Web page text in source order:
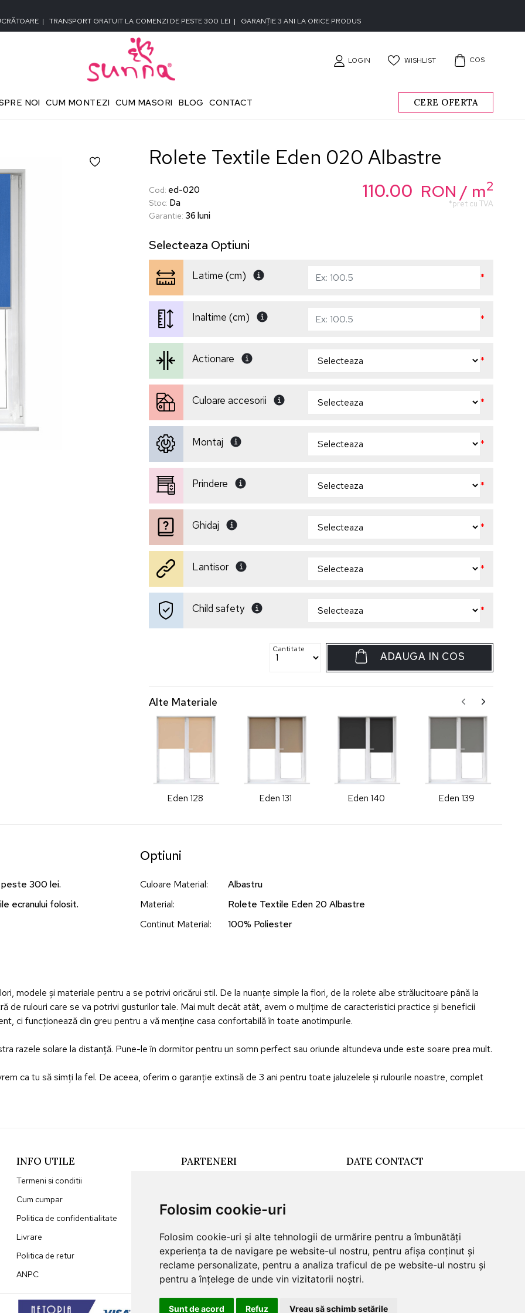
Folosim cookie-uri
Folosim cookie-uri și alte tehnologii de urmărire pentru a îmbunătăți
experiența ta de navigare pe website-ul nostru, pentru afișa conținut și
reclame personalizate, pentru a analiza traficul de pe website-ul nostru și
pentru a înțelege de unde vin vizitatorii noștri.
Sunt de acord Refuz Vreau să schimb setările
| TRANSPORT GRATUIT LA COMENZI DE PESTE 300 LEI | GARANȚIE 3 ANI LA ORICE PRODUS
LOGIN WISHLIST COS
NOI CUM MONTEZI CUM MASORI BLOG CONTACT CERE OFERTA
Rolete Textile Eden 020 Albastre
Cod: ed-020
Stoc: Da
Garantie: 36 luni
110.00 RON / m2
*pret cu TVA
Selecteaza Optiuni
Latime (cm) *
Inaltime (cm) *
Actionare *
Culoare accesorii *
Montaj *
Prindere *
Ghidaj *
Lantisor *
Child safety *
Cantitate
ADAUGA IN COS
Alte Materiale
Eden 128 Eden 131 Eden 140 Eden 139
peste 300 lei.
ecranului folosit.
Optiuni
Culoare Material:
Albastru
Material:
Rolete Textile Eden 20 Albastre
Continut Material: 100% Poliester
modele și materiale pentru a se potrivi oricărui stil. De la nuanțe simple la flori, de la rolete albe strălucitoare până la
de rulouri care se va potrivi gusturilor tale. Mai mult decât atât, avem o mulțime de caracteristici practice și beneficii
ci funcționează din greu pentru a vă menține casa confortabilă în toate anotimpurile.
razele solare la distanță. Pune-le în dormitor pentru un somn perfect sau oriunde altundeva unde este soare prea mult.
ca tu să simți la fel. De aceea, oferim o garanție extinsă de 3 ani pentru toate jaluzelele și rulourile noastre, complet
INFO UTILE
Termeni si conditii
Cum cumpar
Politica de confidentialitate
Livrare
Politica de retur
ANPC
PARTENERI DATE CONTACT